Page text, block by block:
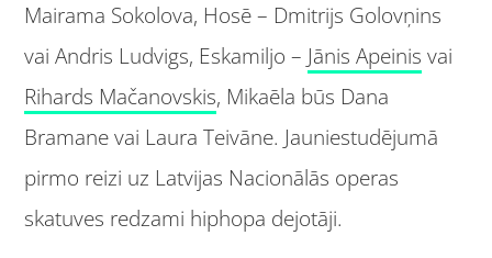
Mairama Sokolova, Hosē – Dmitrijs Golovņins
vai Andris Ludvigs, Eskamiljo – Jānis Apeinis vai
Rihards Mačanovskis, Mikaēla būs Dana
Bramane vai Laura Teivāne. Jauniestudējumā
pirmo reizi uz Latvijas Nacionālās operas
skatuves redzami hiphopa dejotāji.